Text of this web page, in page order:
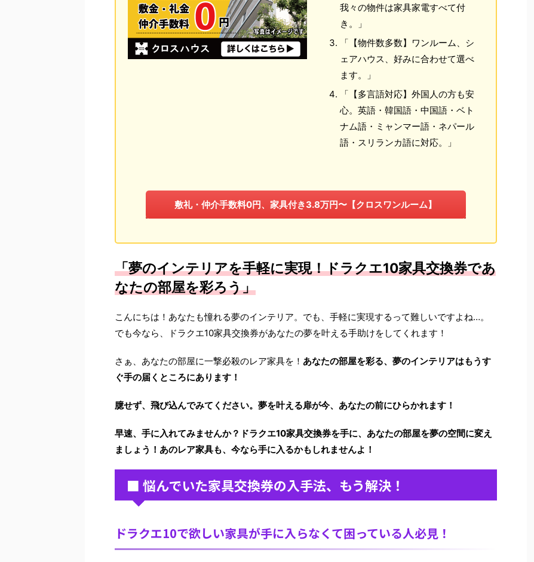
我々の物件は家具家電すべて付
き。」
「【物件数多数】ワンルーム、シ
ェアハウス、好みに合わせて選べ
ます。」
「【多言語対応】外国人の方も安
心。英語・韓国語・中国語・ベト
ナム語・ミャンマー語・ネパール
語・スリランカ語に対応。」
敷礼・仲介手数料0円、家具付き3.8万円〜【クロスワンルーム】
「夢のインテリアを手軽に実現！ドラクエ10家具交換券であ
なたの部屋を彩ろう」
こんにちは！あなたも憧れる夢のインテリア。でも、手軽に実現するって難しいですよね…。
でも今なら、ドラクエ10家具交換券があなたの夢を叶える手助けをしてくれます！
さぁ、あなたの部屋に一撃必殺のレア家具を！ あなたの部屋を彩る、夢のインテリアはもうす
ぐ手の届くところにあります！
臆せず、飛び込んでみてください。夢を叶える扉が今、あなたの前にひらかれます！
早速、手に入れてみませんか？ドラクエ10家具交換券を手に、あなたの部屋を夢の空間に変え
ましょう！ あのレア家具も、今なら手に入るかもしれませんよ！
■ 悩んでいた家具交換券の入手法、もう解決！
ドラクエ10で欲しい家具が手に入らなくて困っている人必見！